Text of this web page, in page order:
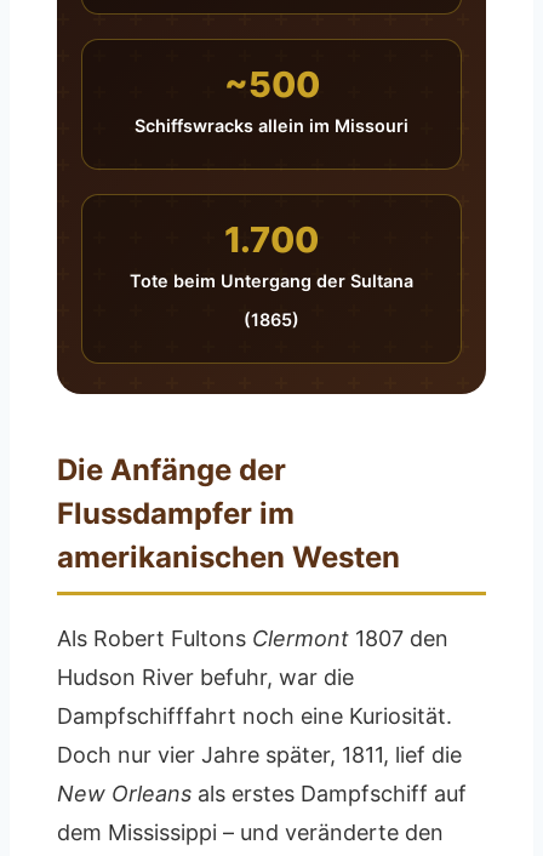
~500
Schiffswracks allein im Missouri
1.700
Tote beim Untergang der Sultana
(1865)
Die Anfänge der
Flussdampfer im
amerikanischen Westen
Als Robert Fultons Clermont 1807 den
Hudson River befuhr, war die
Dampfschifffahrt noch eine Kuriosität.
Doch nur vier Jahre später, 1811, lief die
New Orleans als erstes Dampfschiff auf
dem Mississippi – und veränderte den